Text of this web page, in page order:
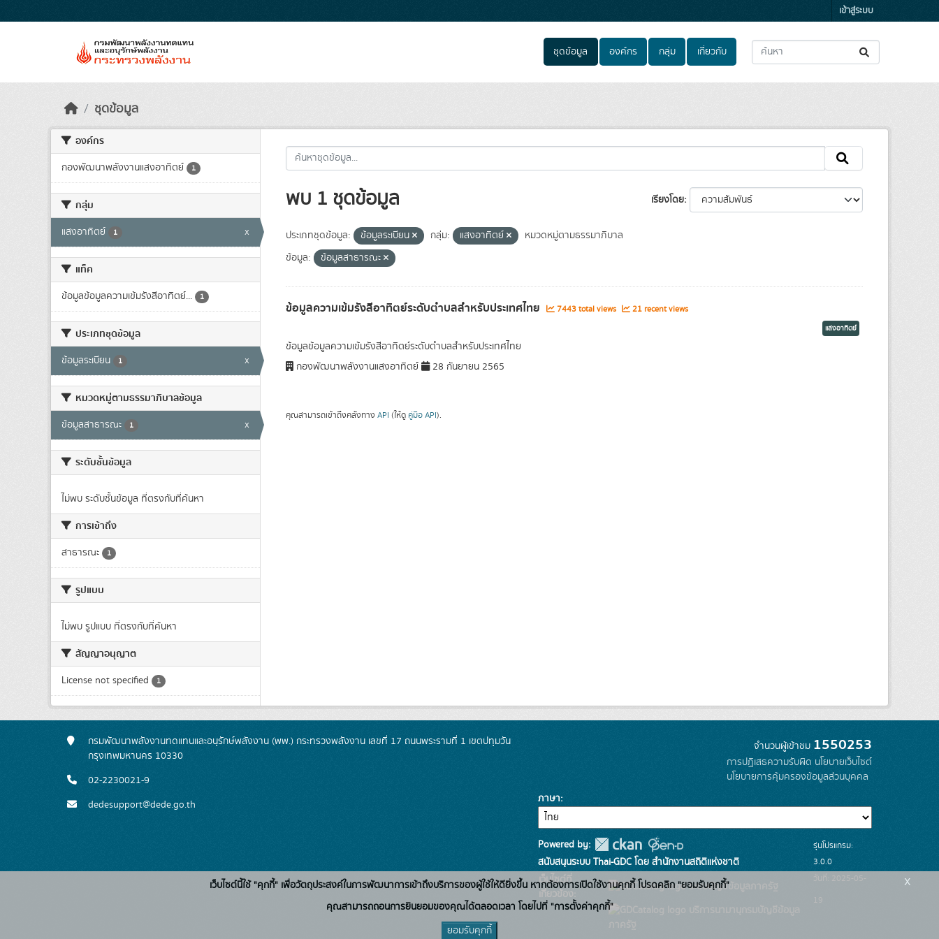
เข้าสู่ระบบ
ชุดข้อมูล องค์กร กลุ่ม เกี่ยวกับ
ชุดข้อมูล
องค์กร
กองพัฒนาพลังงานแสงอาทิตย์ 1
กลุ่ม
แสงอาทิตย์ 1 x
แท็ค
ข้อมูลข้อมูลความเข้มรังสีอาทิตย์... 1
ประเภทชุดข้อมูล
ข้อมูลระเบียน 1 x
หมวดหมู่ตามธรรมาภิบาลข้อมูล
ข้อมูลสาธารณะ 1 x
ระดับชั้นข้อมูล
ไม่พบ ระดับชั้นข้อมูล ที่ตรงกับที่ค้นหา
การเข้าถึง
สาธารณะ 1
รูปแบบ
ไม่พบ รูปแบบ ที่ตรงกับที่ค้นหา
สัญญาอนุญาต
License not specified 1
เรียงโดย
พบ 1 ชุดข้อมูล
ประเภทชุดข้อมูล: ข้อมูลระเบียน กลุ่ม: แสงอาทิตย์
หมวดหมู่ตามธรรมาภิบาล
ข้อมูล:
ข้อมูลสาธารณะ
ข้อมูลความเข้มรังสีอาทิตย์ระดับตำบลสำหรับประเทศไทย 7443 total views 21 recent views
แสงอาทิตย์
ข้อมูลข้อมูลความเข้มรังสีอาทิตย์ระดับตำบลสำหรับประเทศไทย
กองพัฒนาพลังงานแสงอาทิตย์
28 กันยายน 2565
คุณสามารถเข้าถึงคลังทาง API (ให้ดู คู่มือ API).
กรมพัฒนาพลังงานทดแทนและอนุรักษ์พลังงาน (พพ.) กระทรวงพลังงาน เลขที่ 17 ถนนพระรามที่ 1 เขตปทุมวัน
กรุงเทพมหานคร 10330
02-2230021-9
dedesupport@dede.go.th
จำนวนผู้เข้าชม 1550253
การปฏิเสธความรับผิด นโยบายเว็บไซต์
นโยบายการคุ้มครองข้อมูลส่วนบุคคล
ภาษา
Powered by:
สนับสนุนระบบ Thai-GDC โดย สำนักงานสถิติแห่งชาติ
เว็บไซต์ที่
เกี่ยวข้อง:
ระบบบัญชีข้อมูลภาครัฐ
รุ่นโปรแกรม:
3.0.0
วันที่: 2025-05-
19
เว็บไซต์นี้ใช้ "คุกกี้" เพื่อวัตถุประสงค์ในการพัฒนาการเข้าถึงบริการของผู้ใช้ให้ดียิ่งขึ้น หากต้องการเปิดใช้งานคุกกี้ โปรดคลิก "ยอมรับคุกกี้"
คุณสามารถถอนการยินยอมของคุณได้ตลอดเวลา โดยไปที่ "การตั้งค่าคุกกี้"
ยอมรับคุกกี้
x